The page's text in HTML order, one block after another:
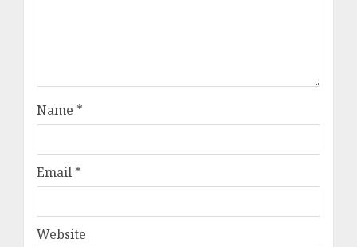
Name *
Email *
Website